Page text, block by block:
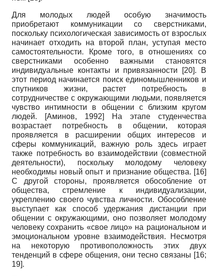
Для молодых людей особую значимость
приобретают коммуникации со сверстниками,
поскольку психологическая зависимость от взрослых
начинает отходить на второй план, уступая место
самостоятельности. Кроме того, в отношениях со
сверстниками особенно важными становятся
индивидуальные контакты и привязанности
[20]. В
этот период начинается поиск единомышленников и
спутников жизни, растет потребность в
сотрудничестве с окружающими людьми, появляется
чувство интимности в общении с близким кругом
людей.
[Аминов, 1992]
На этапе студенчества
возрастает потребность в общении, которая
проявляется в расширении общих интересов и
сферы коммуникаций, важную роль здесь играет
также потребность во взаимодействии (совместной
деятельности), поскольку молодому человеку
необходимы новый опыт и признание общества. [16]
С другой стороны, проявляется обособление от
общества, стремление к индивидуализации,
укреплению своего чувства личности. Обособление
выступает как способ удержания дистанции при
общении с окружающими, оно позволяет молодому
человеку сохранить «свое лицо» на рациональном и
эмоциональном уровне взаимодействия. Несмотря
на некоторую противоположность этих двух
тенденций в сфере общения, они тесно связаны [16;
19].